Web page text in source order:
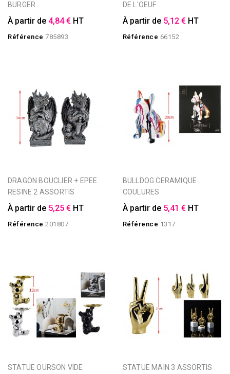
BURGER
À partir de 4,84 € HT
Référence 785893
DE L'OEUF
À partir de 5,12 € HT
Référence 66152
DRAGON BOUCLIER + EPEE
RESINE 2 ASSORTIS
À partir de 5,25 € HT
Référence 201807
BULLDOG CERAMIQUE
COULURES
À partir de 5,41 € HT
Référence 1317
STATUE OURSON VIDE
STATUE MAIN 3 ASSORTIS